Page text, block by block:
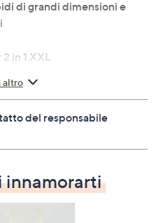
di grandi dimensioni e
in 1 XXL
Kärcher SE 3
per pulizia di tappeti di
altro
del responsabile